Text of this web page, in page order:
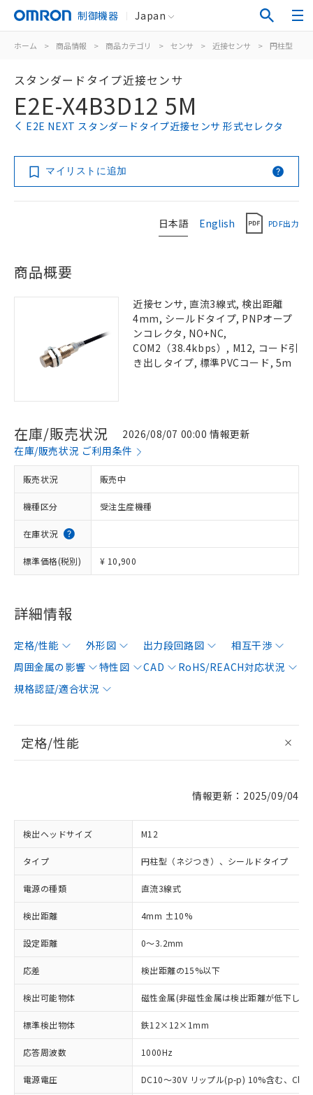
制御機器 Japan
ホーム > 商品情報 > 商品カテゴリ > センサ > 近接センサ > 円柱型
スタンダードタイプ近接センサ
E2E-X4B3D12 5M
E2E NEXT スタンダードタイプ近接センサ 形式セレクタ
マイリストに追加
日本語 English PDF出力
商品概要
近接センサ, 直流3線式, 検出距離
4mm, シールドタイプ, PNPオープ
ンコレクタ, NO+NC,
COM2（38.4kbps）, M12, コード引
き出しタイプ, 標準PVCコード, 5m
在庫/販売状況
2026/08/07 00:00 情報更新
在庫/販売状況 ご利用条件
販売状況 販売中
機種区分 受注生産機種
在庫状況
標準価格(税別) ¥ 10,900
詳細情報
定格/性能 外形図 出力段回路図
相互干渉
周囲金属の影響
特性図 CAD
RoHS/REACH対応状況
規格認証/適合状況
定格/性能
情報更新：2025/09/04
検出ヘッドサイズ M12
タイプ 円柱型（ネジつき）、シールドタイプ
電源の種類 直流3線式
検出距離 4mm ±10%
設定距離 0～3.2mm
応差 検出距離の15%以下
検出可能物体 磁性金属(非磁性金属は検出距離が低下しま
標準検出物体 鉄12×12×1mm
応答周波数 1000Hz
電源電圧 DC10～30V リップル(p-p) 10%含む、